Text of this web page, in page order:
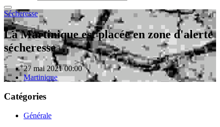
Sécheresse
La Martinique est placée en zone d'alerte
sécheresse
27 mai 2021 00:00
Martinique
Catégories
Générale